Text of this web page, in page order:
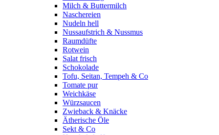
Milch & Buttermilch
Naschereien
Nudeln hell
Nussaufstrich & Nussmus
Raumdüfte
Rotwein
Salat frisch
Schokolade
Tofu, Seitan, Tempeh & Co
Tomate pur
Weichkäse
Würzsaucen
Zwieback & Knäcke
Ätherische Öle
Sekt & Co